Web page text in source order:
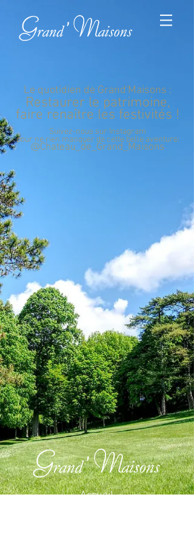
Le quotidien de Grand'Maisons :
Restaurer le patrimoine,
faire renaître les festivités !
Suivez-nous sur Instagram
pour ne rien manquer de cette belle aventure:
@Chateau_de_Grand_Maisons
Accueil